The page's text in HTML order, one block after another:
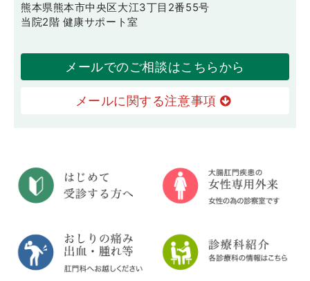
熊本県熊本市中央区大江3丁目2番55号
当院2階 健康サポート室
メールでのご相談はこちらから
メールに関する注意事項